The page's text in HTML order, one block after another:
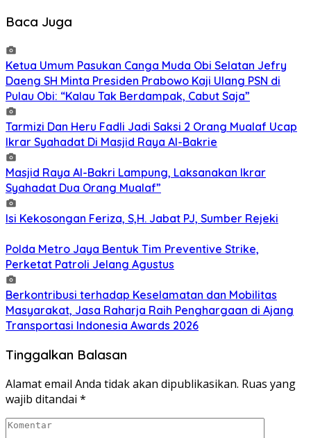
Baca Juga
Ketua Umum Pasukan Canga Muda Obi Selatan Jefry
Daeng SH Minta Presiden Prabowo Kaji Ulang PSN di
Pulau Obi: “Kalau Tak Berdampak, Cabut Saja”
Tarmizi Dan Heru Fadli Jadi Saksi 2 Orang Mualaf Ucap
Ikrar Syahadat Di Masjid Raya Al-Bakrie
Masjid Raya Al-Bakri Lampung, Laksanakan Ikrar
Syahadat Dua Orang Mualaf”
Isi Kekosongan Feriza, S,H. Jabat PJ, Sumber Rejeki
Polda Metro Jaya Bentuk Tim Preventive Strike,
Perketat Patroli Jelang Agustus
Berkontribusi terhadap Keselamatan dan Mobilitas
Masyarakat, Jasa Raharja Raih Penghargaan di Ajang
Transportasi Indonesia Awards 2026
Tinggalkan Balasan
Alamat email Anda tidak akan dipublikasikan. Ruas yang
wajib ditandai *